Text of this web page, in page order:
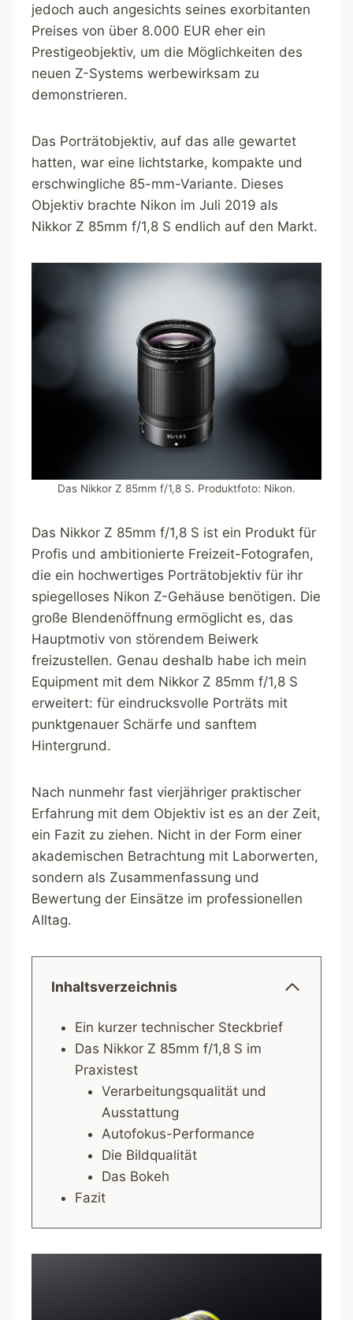
jedoch auch angesichts seines exorbitanten
Preises von über 8.000 EUR eher ein
Prestigeobjektiv, um die Möglichkeiten des
neuen Z-Systems werbewirksam zu
demonstrieren.
Das Porträtobjektiv, auf das alle gewartet
hatten, war eine lichtstarke, kompakte und
erschwingliche 85-mm-Variante. Dieses
Objektiv brachte Nikon im Juli 2019 als
Nikkor Z 85mm f/1,8 S endlich auf den Markt.
Das Nikkor Z 85mm f/1,8 S. Produktfoto: Nikon.
Das Nikkor Z 85mm f/1,8 S ist ein Produkt für
Profis und ambitionierte Freizeit-Fotografen,
die ein hochwertiges Porträtobjektiv für ihr
spiegelloses Nikon Z-Gehäuse benötigen. Die
große Blendenöffnung ermöglicht es, das
Hauptmotiv von störendem Beiwerk
freizustellen. Genau deshalb habe ich mein
Equipment mit dem Nikkor Z 85mm f/1,8 S
erweitert: für eindrucksvolle Porträts mit
punktgenauer Schärfe und sanftem
Hintergrund.
Nach nunmehr fast vierjähriger praktischer
Erfahrung mit dem Objektiv ist es an der Zeit,
ein Fazit zu ziehen. Nicht in der Form einer
akademischen Betrachtung mit Laborwerten,
sondern als Zusammenfassung und
Bewertung der Einsätze im professionellen
Alltag.
Inhaltsverzeichnis
Ein kurzer technischer Steckbrief
Das Nikkor Z 85mm f/1,8 S im
Praxistest
Verarbeitungsqualität und
Ausstattung
Autofokus-Performance
Die Bildqualität
Das Bokeh
Fazit